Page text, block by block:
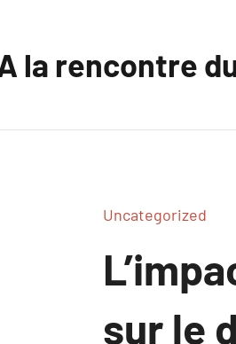
la rencontre
Uncategorized
sur le